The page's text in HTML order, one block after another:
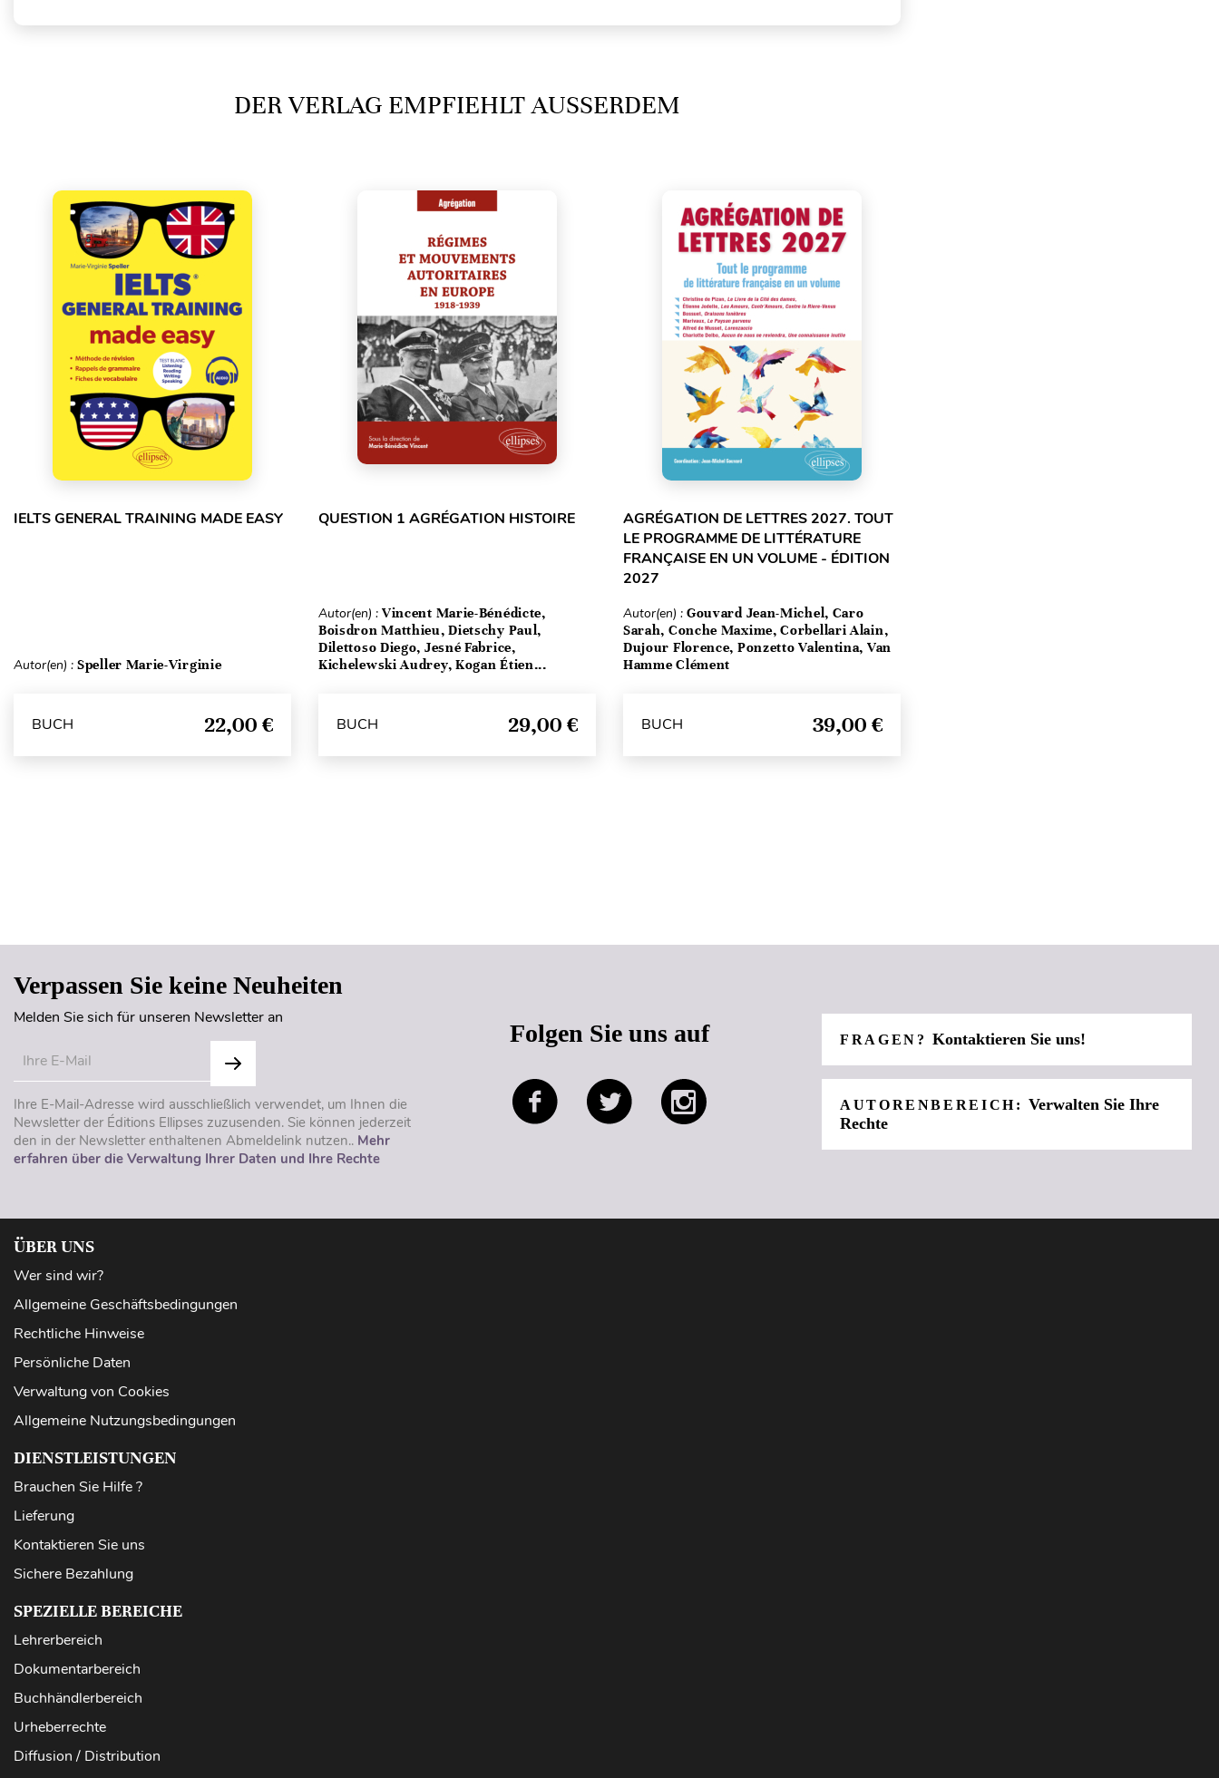
DER VERLAG EMPFIEHLT AUSSERDEM
IELTS GENERAL TRAINING MADE EASY
Autor(en) : Speller Marie-Virginie
BUCH 22,00 €
QUESTION 1 AGRÉGATION HISTOIRE
Autor(en) : Vincent Marie-Bénédicte,
Boisdron Matthieu, Dietschy Paul,
Dilettoso Diego, Jesné Fabrice,
Kichelewski Audrey, Kogan Étien...
BUCH 29,00 €
AGRÉGATION DE LETTRES 2027. TOUT
LE PROGRAMME DE LITTÉRATURE
FRANÇAISE EN UN VOLUME - ÉDITION
2027
Autor(en) : Gouvard Jean-Michel, Caro
Sarah, Conche Maxime, Corbellari Alain,
Dujour Florence, Ponzetto Valentina, Van
Hamme Clément
BUCH 39,00 €
Verpassen Sie keine Neuheiten
Melden Sie sich für unseren Newsletter an
Ihre E-Mail-Adresse wird ausschließlich verwendet, um Ihnen die
Newsletter der Éditions Ellipses zuzusenden. Sie können jederzeit
den in der Newsletter enthaltenen Abmeldelink nutzen.. Mehr
erfahren über die Verwaltung Ihrer Daten und Ihre Rechte
Folgen Sie uns auf FRAGEN?Kontaktieren Sie uns!
AUTORENBEREICH:Verwalten Sie Ihre
Rechte
ÜBER UNS
Wer sind wir?
Allgemeine Geschäftsbedingungen
Rechtliche Hinweise
Persönliche Daten
Verwaltung von Cookies
Allgemeine Nutzungsbedingungen
DIENSTLEISTUNGEN
Brauchen Sie Hilfe ?
Lieferung
Kontaktieren Sie uns
Sichere Bezahlung
SPEZIELLE BEREICHE
Lehrerbereich
Dokumentarbereich
Buchhändlerbereich
Urheberrechte
Diffusion / Distribution